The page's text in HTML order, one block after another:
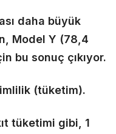
daha büyük
Model Y (78,4
bu sonuç çıkıyor.
(tüketim).
tüketimi gibi, 1